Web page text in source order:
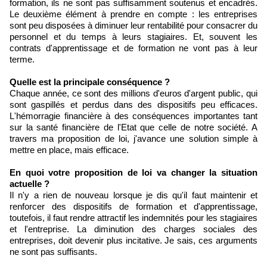
formation, ils ne sont pas suffisamment soutenus et encadrés.
Le deuxième élément à prendre en compte : les entreprises
sont peu disposées à diminuer leur rentabilité pour consacrer du
personnel et du temps à leurs stagiaires. Et, souvent les
contrats d'apprentissage et de formation ne vont pas à leur
terme.
Quelle est la principale conséquence ?
Chaque année, ce sont des millions d'euros d'argent public, qui
sont gaspillés et perdus dans des dispositifs peu efficaces.
L'hémorragie financière à des conséquences importantes tant
sur la santé financière de l'Etat que celle de notre société. A
travers ma proposition de loi, j'avance une solution simple à
mettre en place, mais efficace.
En quoi votre proposition de loi va changer la situation
actuelle ?
Il n'y a rien de nouveau lorsque je dis qu'il faut maintenir et
renforcer des dispositifs de formation et d'apprentissage,
toutefois, il faut rendre attractif les indemnités pour les stagiaires
et l'entreprise. La diminution des charges sociales des
entreprises, doit devenir plus incitative. Je sais, ces arguments
ne sont pas suffisants.